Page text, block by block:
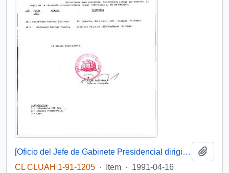
[Oficio del Jefe de Gabinete Presidencial dirigido al Intendente de la III Región de Atacama, Sr. Raúl Barrionuevo]
CL CLUAH 1-91-1205 · Item · 1991-04-16